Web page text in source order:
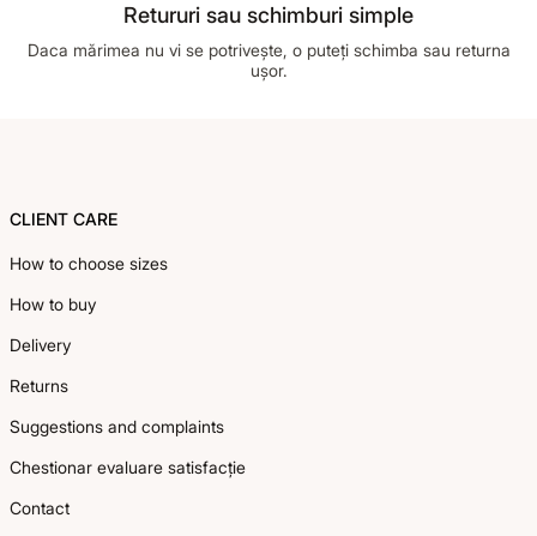
Retururi sau schimburi simple
Daca mărimea nu vi se potrivește, o puteți schimba sau returna
ușor.
CLIENT CARE
How to choose sizes
How to buy
Delivery
Returns
Suggestions and complaints
Chestionar evaluare satisfacție
Contact